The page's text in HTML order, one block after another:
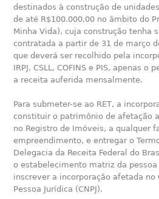
destinados à construção de
de até R$100.000,00 no âmbito do
Minha Vida), cuja construção tenha
contratada a partir de 31 de março
que deverá ser recolhido pela
IRPJ, CSLL, COFINS e PIS, apenas o
a receita auferida mensalmente.
Para submeter-se ao RET, a
constituir o patrimônio de afetação
no Registro de Imóveis, a qualquer
empreendimento, e entregar o
Delegacia da Receita Federal do
o estabelecimento matriz da
inscrever a incorporação afetada no
Pessoa Jurídica (CNPJ).